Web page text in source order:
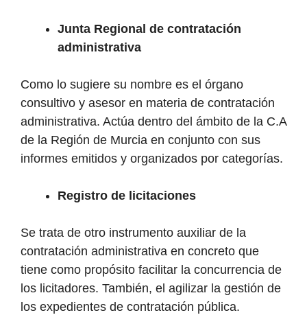
Junta Regional de contratación
administrativa
Como lo sugiere su nombre es el órgano
consultivo y asesor en materia de contratación
administrativa. Actúa dentro del ámbito de la C.A
de la Región de Murcia en conjunto con sus
informes emitidos y organizados por categorías.
Registro de licitaciones
Se trata de otro instrumento auxiliar de la
contratación administrativa en concreto que
tiene como propósito facilitar la concurrencia de
los licitadores. También, el agilizar la gestión de
los expedientes de contratación pública.